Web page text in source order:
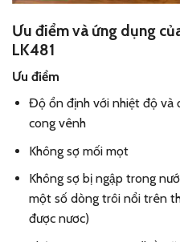
Ưu điểm và ứng dụng
LK481
Ưu điểm
Độ ổn định với nhiệt độ và
cong vênh
Không sợ mối mọt
Không sợ bị ngập trong
một số dòng trôi nổi trên
được nươc)